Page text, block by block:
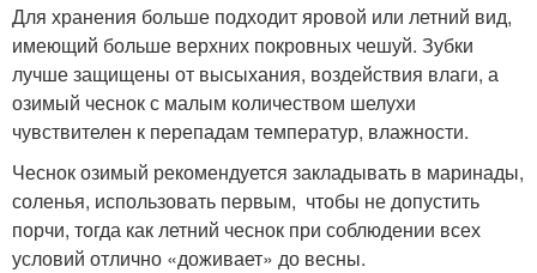
Для хранения больше подходит яровой или летний вид,
имеющий больше верхних покровных чешуй. Зубки
лучше защищены от высыхания, воздействия влаги, а
озимый чеснок с малым количеством шелухи
чувствителен к перепадам температур, влажности.
Чеснок озимый рекомендуется закладывать в маринады,
соленья, использовать первым, чтобы не допустить
порчи, тогда как летний чеснок при соблюдении всех
условий отлично «доживает» до весны.